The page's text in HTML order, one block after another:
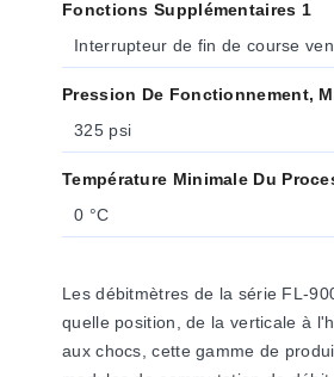
Fonctions Supplémentaires 1
Interrupteur de fin de course
Pression De Fonctionnement,
325 psi
Température Minimale Du
0 °C
Les débitmètres de la série FL-
quelle position, de la verticale à
aux chocs, cette gamme de